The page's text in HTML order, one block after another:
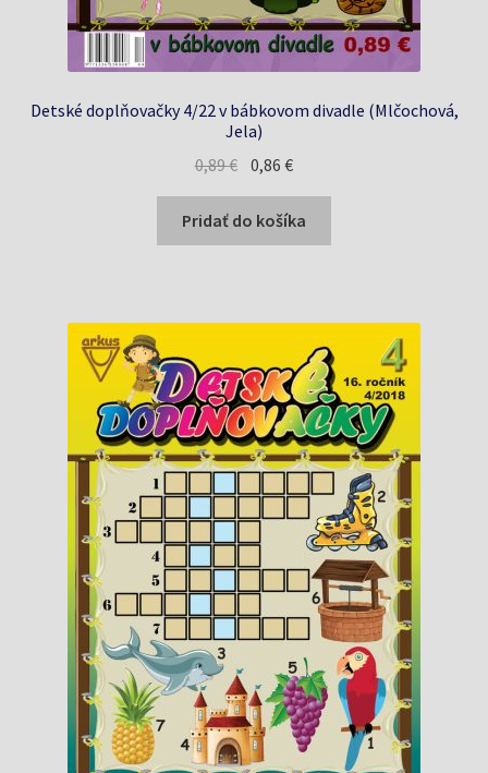
Detské doplňovačky 4/22 v bábkovom divadle (Mlčochová,
Jela)
0,89€ Pôvodná
bola:
0,89 €.
0,86€Aktuálna
je:
0,86 €.
Pridať do košíka